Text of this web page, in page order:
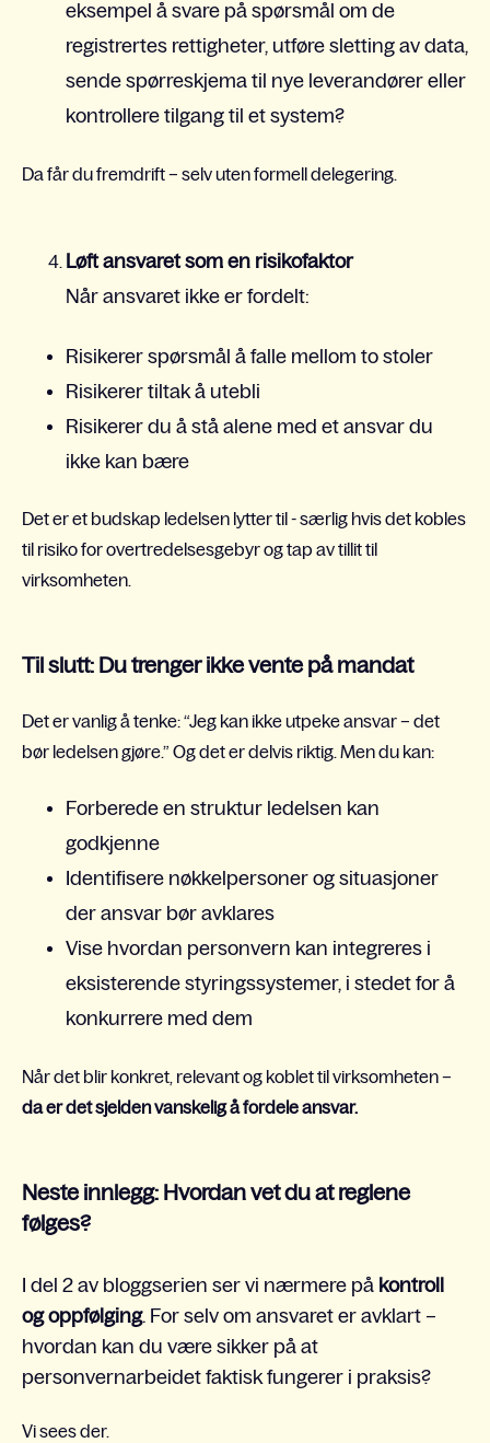
eksempel å svare på spørsmål om de
registrertes rettigheter, utføre sletting av data,
sende spørreskjema til nye leverandører eller
kontrollere tilgang til et system?
Da får du fremdrift – selv uten formell delegering.
Løft ansvaret som en risikofaktor
Når ansvaret ikke er fordelt:
Risikerer spørsmål å falle mellom to stoler
Risikerer tiltak å utebli
Risikerer du å stå alene med et ansvar du
ikke kan bære
Det er et budskap ledelsen lytter til - særlig hvis det kobles
til risiko for overtredelsesgebyr og tap av tillit til
virksomheten.
Til slutt: Du trenger ikke vente på mandat
Det er vanlig å tenke: “Jeg kan ikke utpeke ansvar – det
bør ledelsen gjøre.” Og det er delvis riktig. Men du kan:
Forberede en struktur ledelsen kan
godkjenne
Identifisere nøkkelpersoner og situasjoner
der ansvar bør avklares
Vise hvordan personvern kan integreres i
eksisterende styringssystemer, i stedet for å
konkurrere med dem
Når det blir konkret, relevant og koblet til virksomheten –
da er det sjelden vanskelig å fordele ansvar.
Neste innlegg: Hvordan vet du at reglene
følges?
I del 2 av bloggserien ser vi nærmere på kontroll
og oppfølging. For selv om ansvaret er avklart –
hvordan kan du være sikker på at
personvernarbeidet faktisk fungerer i praksis?
Vi sees der.